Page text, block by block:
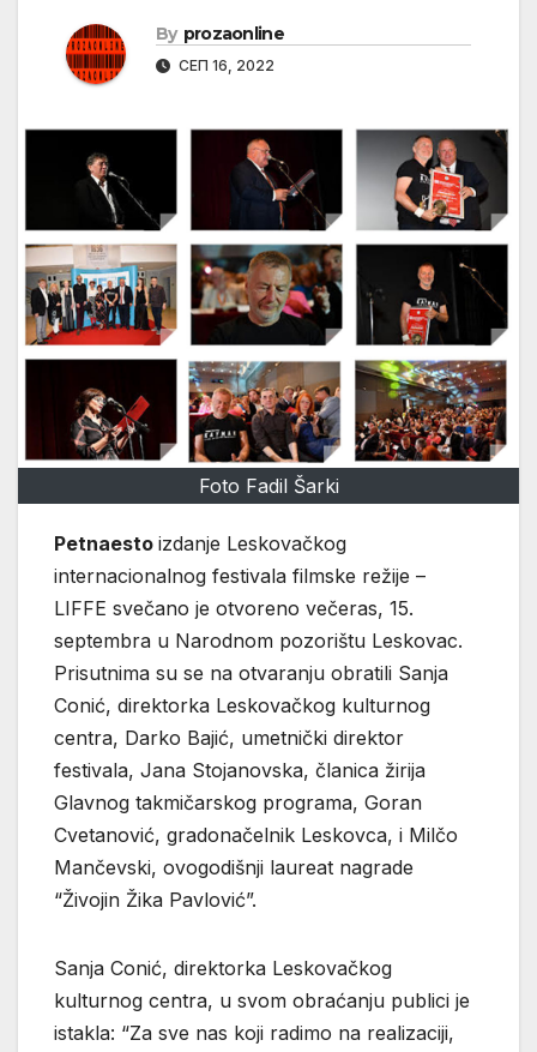
By prozaonline
СЕП 16, 2022
Foto Fadil Šarki
Petnaesto izdanje Leskovačkog
internacionalnog festivala filmske režije –
LIFFE svečano je otvoreno večeras, 15.
septembra u Narodnom pozorištu Leskovac.
Prisutnima su se na otvaranju obratili Sanja
Conić, direktorka Leskovačkog kulturnog
centra, Darko Bajić, umetnički direktor
festivala, Jana Stojanovska, članica žirija
Glavnog takmičarskog programa, Goran
Cvetanović, gradonačelnik Leskovca, i Milčo
Mančevski, ovogodišnji laureat nagrade
“Živojin Žika Pavlović”.
Sanja Conić, direktorka Leskovačkog
kulturnog centra, u svom obraćanju publici je
istakla: “Za sve nas koji radimo na realizaciji,